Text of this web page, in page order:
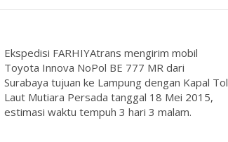
Ekspedisi FARHIYAtrans mengirim mobil
Toyota Innova NoPol BE 777 MR dari
Surabaya tujuan ke Lampung dengan Kapal Tol
Laut Mutiara Persada tanggal 18 Mei 2015,
estimasi waktu tempuh 3 hari 3 malam.